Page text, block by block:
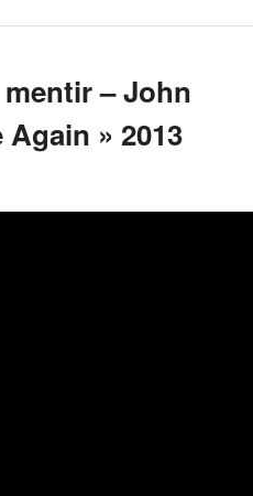
– John
» 2013